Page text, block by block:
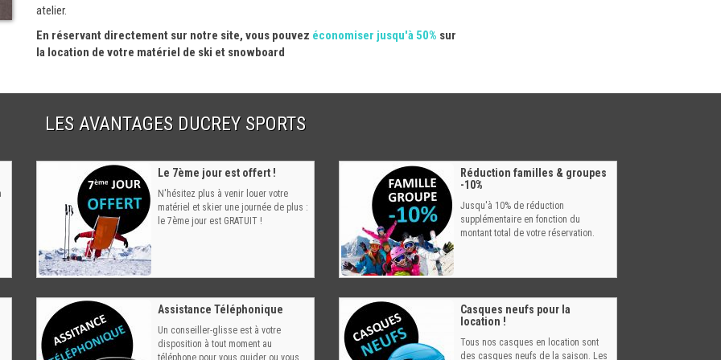
atelier.
En réservant directement sur notre site, vous pouvez économiser jusqu'à 50% sur
la location de votre matériel de ski et snowboard
LES AVANTAGES DUCREY SPORTS
Le 7ème jour est offert !
N'hésitez plus à venir louer votre
matériel et skier une journée de plus :
le 7ème jour est GRATUIT !
Réduction familles & groupes
-10%
Jusqu'à 10% de réduction
supplémentaire en fonction du
montant total de votre réservation.
Assistance Téléphonique
Un conseiller-glisse est à votre
disposition à tout moment au
téléphone pour vous guider ou vous
Casques neufs pour la
location !
Tous nos casques en location sont
des casques neufs de la saison. Les